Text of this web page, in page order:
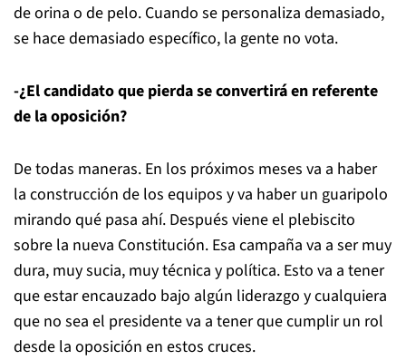
de orina o de pelo. Cuando se personaliza demasiado,
se hace demasiado específico, la gente no vota.
-¿El candidato que pierda se convertirá en referente
de la oposición?
De todas maneras. En los próximos meses va a haber
la construcción de los equipos y va haber un guaripolo
mirando qué pasa ahí. Después viene el plebiscito
sobre la nueva Constitución. Esa campaña va a ser muy
dura, muy sucia, muy técnica y política. Esto va a tener
que estar encauzado bajo algún liderazgo y cualquiera
que no sea el presidente va a tener que cumplir un rol
desde la oposición en estos cruces.